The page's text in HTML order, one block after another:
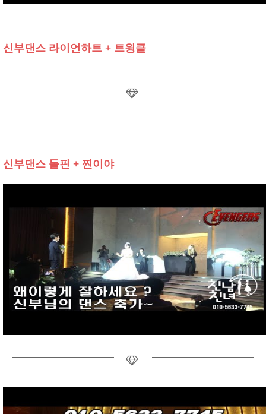
신부댄스 라이언하트 + 트윙클
신부댄스 돌핀 + 찐이야